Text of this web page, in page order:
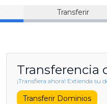
Transferir
Transferencia
¡Transfiera ahora! Extienda su
Transferir Dominios